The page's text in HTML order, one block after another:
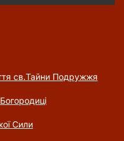
cв.Тайни Подружжя
Сили